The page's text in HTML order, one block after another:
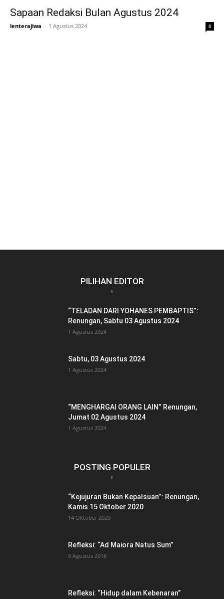
Sapaan Redaksi Bulan Agustus 2024
lenterajiwa - 1 Agustus 2024 0
PILIHAN EDITOR
“TELADAN DARI YOHANES PEMBAPTIS”:
Renungan, Sabtu 03 Agustus 2024
1 Agustus 2024
Sabtu, 03 Agustus 2024
1 Agustus 2024
“MENGHARGAI ORANG LAIN” Renungan,
Jumat 02 Agustus 2024
1 Agustus 2024
POSTING POPULER
“Kejujuran Bukan Kepalsuan”: Renungan,
Kamis 15 Oktober 2020
14 Oktober 2020
Refleksi: “Ad Maiora Natus Sum”
9 Agustus 2018
Refleksi: “Hidup dalam Kebenaran”